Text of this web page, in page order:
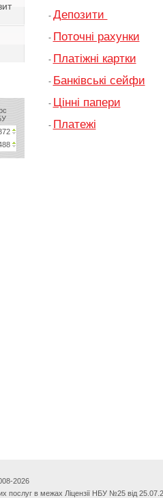
- Депозити
- Поточні рахунки
- Платіжні картки
- Банківські сейфи
- Цінні папери
- Платежі
2026
послуг в межах Ліцензії НБУ №25 від